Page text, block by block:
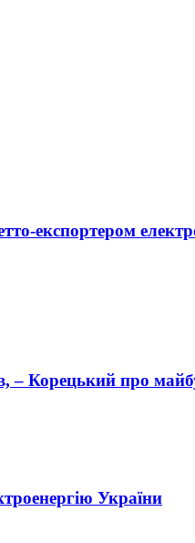
експортером
– Корецький про
України